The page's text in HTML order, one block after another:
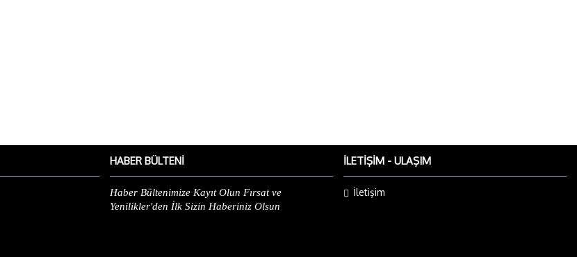
HABER BÜLTENI
Haber Bültenimize Kayıt Olun Fırsat ve
Yenilikler'den İlk Sizin Haberiniz Olsun
İLETIŞIM - ULAŞIM
İletişim